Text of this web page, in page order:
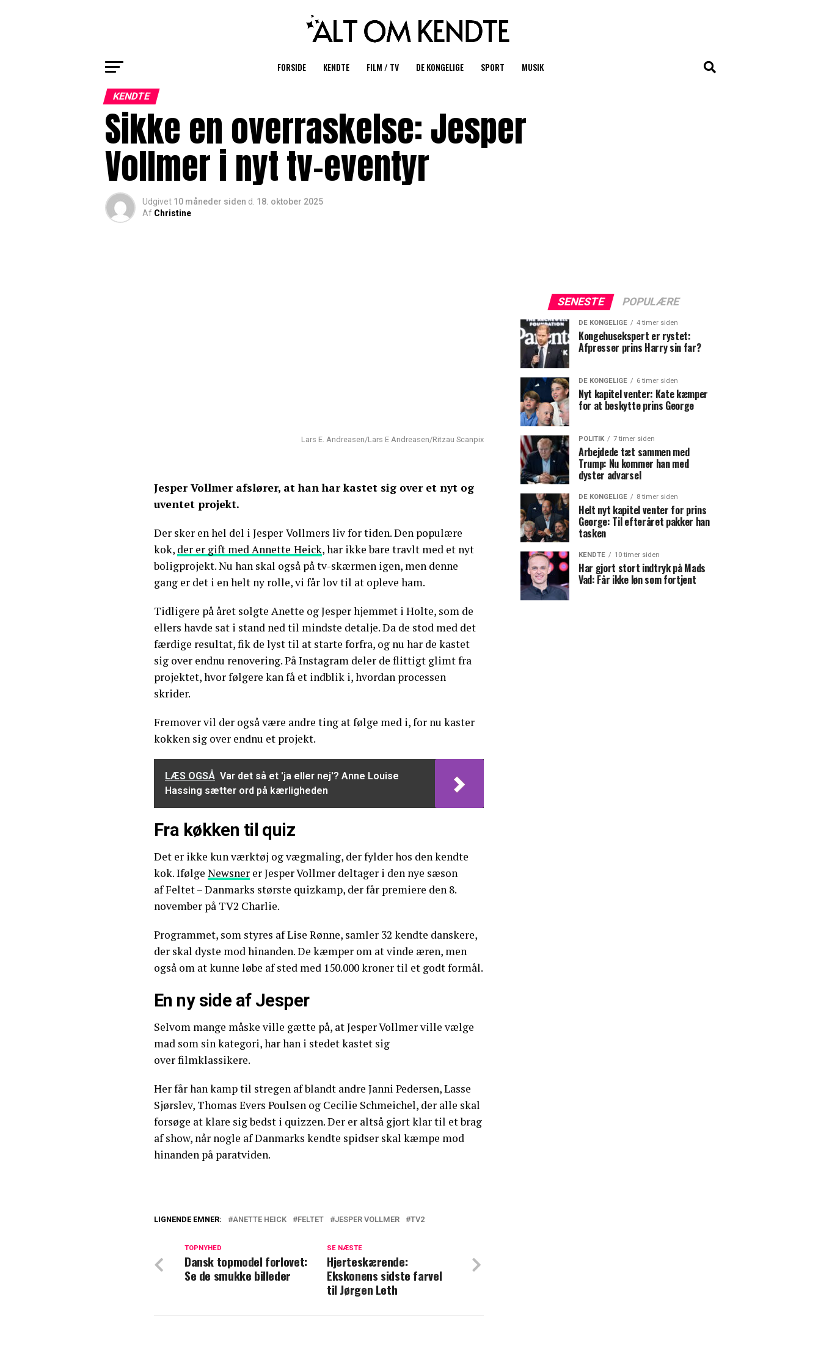
FORSIDE KENDTE FILM / TV DE KONGELIGE SPORT MUSIK
KENDTE
Sikke en overraskelse: Jesper
Vollmer i nyt tv-eventyr
Udgivet 10 måneder siden d. 18. oktober 2025
Af Christine
Lars E. Andreasen/Lars E Andreasen/Ritzau Scanpix
Jesper Vollmer afslører, at han har kastet sig over et nyt og
uventet projekt.
Der sker en hel del i Jesper Vollmers liv for tiden. Den populære
kok, der er gift med Annette Heick, har ikke bare travlt med et nyt
boligprojekt. Nu han skal også på tv-skærmen igen, men denne
gang er det i en helt ny rolle, vi får lov til at opleve ham.
Tidligere på året solgte Anette og Jesper hjemmet i Holte, som de
ellers havde sat i stand ned til mindste detalje. Da de stod med det
færdige resultat, fik de lyst til at starte forfra, og nu har de kastet
sig over endnu renovering. På Instagram deler de flittigt glimt fra
projektet, hvor følgere kan få et indblik i, hvordan processen
skrider.
Fremover vil der også være andre ting at følge med i, for nu kaster
kokken sig over endnu et projekt.
LÆS OGSÅ Var det så et 'ja eller nej'? Anne Louise
Hassing sætter ord på kærligheden
Fra køkken til quiz
Det er ikke kun værktøj og vægmaling, der fylder hos den kendte
kok. Ifølge Newsner er Jesper Vollmer deltager i den nye sæson
af Feltet – Danmarks største quizkamp, der får premiere den 8.
november på TV2 Charlie.
Programmet, som styres af Lise Rønne, samler 32 kendte danskere,
der skal dyste mod hinanden. De kæmper om at vinde æren, men
også om at kunne løbe af sted med 150.000 kroner til et godt formål.
En ny side af Jesper
Selvom mange måske ville gætte på, at Jesper Vollmer ville vælge
mad som sin kategori, har han i stedet kastet sig
over filmklassikere.
Her får han kamp til stregen af blandt andre Janni Pedersen, Lasse
Sjørslev, Thomas Evers Poulsen og Cecilie Schmeichel, der alle skal
forsøge at klare sig bedst i quizzen. Der er altså gjort klar til et brag
af show, når nogle af Danmarks kendte spidser skal kæmpe mod
hinanden på paratviden.
hjælp: "Det er man nødt til"
Annette Heick og Jesper var ikke enige: Da dagen kom,
LIGNENDE EMNER: ANETTE HEICK FELTET JESPER VOLLMER TV2
SE NÆSTE
Hjerteskærende:
Ekskonens sidste farvel
til Jørgen Leth
TOPNYHED
Dansk topmodel forlovet:
Se de smukke billeder
SENESTE POPULÆRE
DE KONGELIGE 4 timer siden
Kongehusekspert er rystet:
Afpresser prins Harry sin far?
DE KONGELIGE 6 timer siden
Nyt kapitel venter: Kate kæmper
for at beskytte prins George
POLITIK 7 timer siden
Arbejdede tæt sammen med
Trump: Nu kommer han med
dyster advarsel
DE KONGELIGE 8 timer siden
Helt nyt kapitel venter for prins
George: Til efteråret pakker han
tasken
KENDTE 10 timer siden
Har gjort stort indtryk på Mads
Vad: Får ikke løn som fortjent